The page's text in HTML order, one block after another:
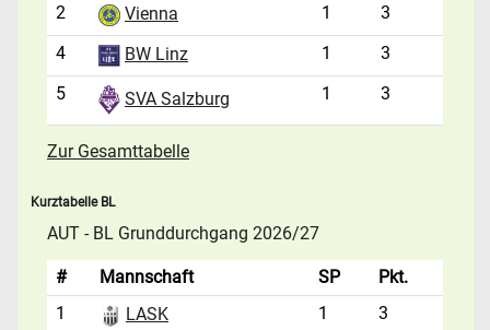
2
Vienna 1
3
4
BW Linz 1
3
5
SVA Salzburg 1 3
Zur Gesamttabelle
Kurztabelle BL
AUT - BL Grunddurchgang 2026/27
# Mannschaft SP
Pkt.
1
LASK 1
3